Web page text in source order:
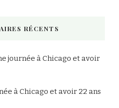
RÉCENTS
journée à Chicago et avoir
à Chicago et avoir 22 ans